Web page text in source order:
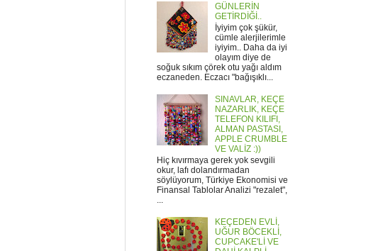
GÜNLERİN
GETİRDİĞİ..
İyiyim çok şükür,
cümle alerjilerimle
iyiyim.. Daha da iyi
olayım diye de
soğuk sıkım çörek otu yağı aldım
eczaneden. Eczacı "bağışıklı...
SINAVLAR, KEÇE
NAZARLIK, KEÇE
TELEFON KILIFI,
ALMAN PASTASI,
APPLE CRUMBLE
VE VALİZ :))
Hiç kıvırmaya gerek yok sevgili
okur, lafı dolandırmadan
söylüyorum, Türkiye Ekonomisi ve
Finansal Tablolar Analizi "rezalet",
...
KEÇEDEN EVLİ,
UĞUR BÖCEKLİ,
CUPCAKE'Lİ VE